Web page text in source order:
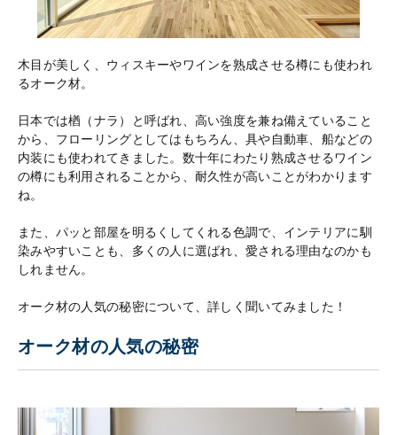
木目が美しく、ウィスキーやワインを熟成させる樽にも使われ
るオーク材。
日本では楢（ナラ）と呼ばれ、高い強度を兼ね備えていること
から、フローリングとしてはもちろん、具や自動車、船などの
内装にも使われてきました。数十年にわたり熟成させるワイン
の樽にも利用されることから、耐久性が高いことがわかります
ね。
また、パッと部屋を明るくしてくれる色調で、インテリアに馴
染みやすいことも、多くの人に選ばれ、愛される理由なのかも
しれません。
オーク材の人気の秘密について、詳しく聞いてみました！
オーク材の人気の秘密